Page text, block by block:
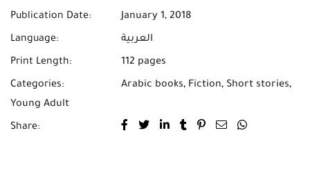
Publication Date: January 1, 2018
Language: العربية
Print Length: 112 pages
Categories: Arabic books, Fiction, Short stories,
Young Adult
Share: